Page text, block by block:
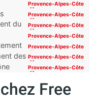
Provence-Alpes-Côte
d'Azur
Provence-Alpes-Côte
d'Azur
du
Provence-Alpes-Côte
d'Azur
Provence-Alpes-Côte
d'Azur
Provence-Alpes-Côte
d'Azur
des Provence-Alpes-Côte
d'Azur
Provence-Alpes-Côte
d'Azur
Free